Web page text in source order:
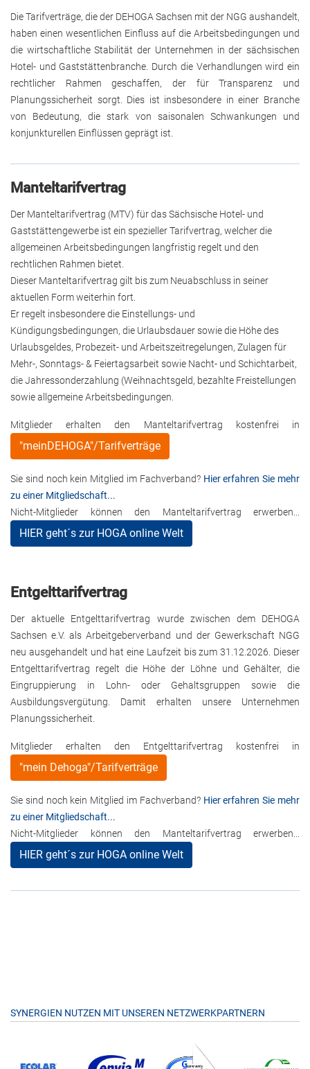
Die Tarifverträge, die der DEHOGA Sachsen mit der NGG aushandelt,
haben einen wesentlichen Einfluss auf die Arbeitsbedingungen und
die wirtschaftliche Stabilität der Unternehmen in der sächsischen
Hotel- und Gaststättenbranche. Durch die Verhandlungen wird ein
rechtlicher Rahmen geschaffen, der für Transparenz und
Planungssicherheit sorgt. Dies ist insbesondere in einer Branche
von Bedeutung, die stark von saisonalen Schwankungen und
konjunkturellen Einflüssen geprägt ist.
Manteltarifvertrag
Der Manteltarifvertrag (MTV) für das Sächsische Hotel- und
Gaststättengewerbe ist ein spezieller Tarifvertrag, welcher die
allgemeinen Arbeitsbedingungen langfristig regelt und den
rechtlichen Rahmen bietet.
Dieser Manteltarifvertrag gilt bis zum Neuabschluss in seiner
aktuellen Form weiterhin fort.
Er regelt insbesondere die Einstellungs- und
Kündigungsbedingungen, die Urlaubsdauer sowie die Höhe des
Urlaubsgeldes, Probezeit- und Arbeitszeitregelungen, Zulagen für
Mehr-, Sonntags- & Feiertagsarbeit sowie Nacht- und Schichtarbeit,
die Jahressonderzahlung (Weihnachtsgeld, bezahlte Freistellungen
sowie allgemeine Arbeitsbedingungen.
Mitglieder erhalten den Manteltarifvertrag kostenfrei in
"meinDEHOGA"/Tarifverträge
Sie sind noch kein Mitglied im Fachverband? Hier erfahren Sie mehr
zu einer Mitgliedschaft...
Nicht-Mitglieder können den Manteltarifvertrag erwerben...
HIER geht´s zur HOGA online Welt
Entgelttarifvertrag
Der aktuelle Entgelttarifvertrag wurde zwischen dem DEHOGA
Sachsen e.V. als Arbeitgeberverband und der Gewerkschaft NGG
neu ausgehandelt und hat eine Laufzeit bis zum 31.12.2026. Dieser
Entgelttarifvertrag regelt die Höhe der Löhne und Gehälter, die
Eingruppierung in Lohn- oder Gehaltsgruppen sowie die
Ausbildungsvergütung. Damit erhalten unsere Unternehmen
Planungssicherheit.
Mitglieder erhalten den Entgelttarifvertrag kostenfrei in
"mein Dehoga"/Tarifverträge
Sie sind noch kein Mitglied im Fachverband? Hier erfahren Sie mehr
zu einer Mitgliedschaft...
Nicht-Mitglieder können den Manteltarifvertrag erwerben...
HIER geht´s zur HOGA online Welt
SYNERGIEN NUTZEN MIT UNSEREN NETZWERKPARTNERN